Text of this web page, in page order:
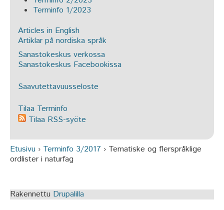
Terminfo 1/2023
Articles in English
Artiklar på nordiska språk
Sanastokeskus verkossa
Sanastokeskus Facebookissa
Saavutettavuusseloste
Tilaa Terminfo
Tilaa RSS-syöte
Olet täällä
Etusivu › Terminfo 3/2017 › Tematiske og flerspråklige
ordlister i naturfag
Rakennettu Drupalilla